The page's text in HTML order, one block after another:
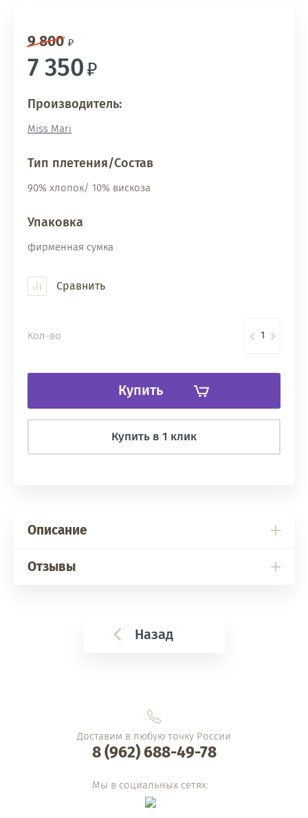
9 800
7 350
Производитель:
Miss Mari
Тип плетения/Состав
90% хлопок/ 10% вискоза
Упаковка
фирменная сумка
Сравнить
Кол-во
Купить
Купить в 1 клик
Описание
Отзывы
Назад
Доставим в любую точку России
8 (962) 688-49-78
Мы в социальных сетях: